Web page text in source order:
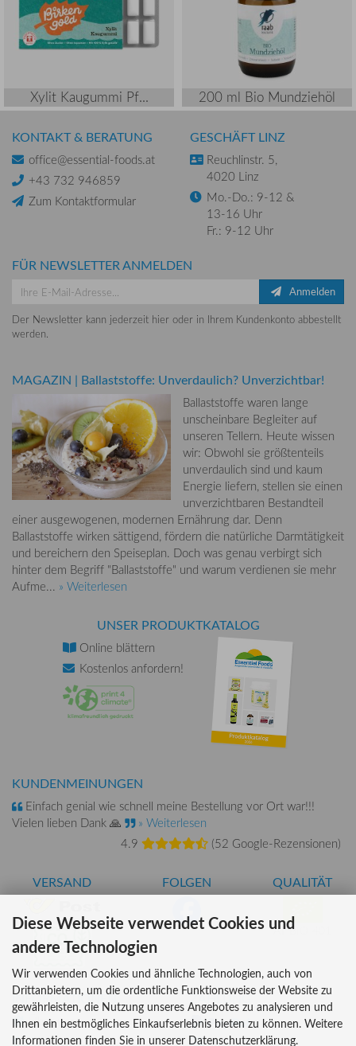
Xylit Kaugummi Pf... 200 ml Bio Mundziehöl
KONTAKT & BERATUNG
office@essential-foods.at
+43 732 946859
Zum Kontaktformular
GESCHÄFT LINZ
Reuchlinstr. 5,
4020 Linz
Mo.-Do.: 9-12 &
13-16 Uhr
Fr.: 9-12 Uhr
FÜR NEWSLETTER ANMELDEN
Anmelden
Der Newsletter kann jederzeit hier oder in Ihrem Kundenkonto abbestellt
werden.
MAGAZIN | Ballaststoffe: Unverdaulich? Unverzichtbar!
Ballaststoffe waren lange
unscheinbare Begleiter auf
unseren Tellern. Heute wissen
wir: Obwohl sie größtenteils
unverdaulich sind und kaum
Energie liefern, stellen sie einen
unverzichtbaren Bestandteil
einer ausgewogenen, modernen Ernährung dar. Denn
Ballaststoffe wirken sättigend, fördern die natürliche Darmtätigkeit
und bereichern den Speiseplan. Doch was genau verbirgt sich
hinter dem Begriff "Ballaststoffe" und warum verdienen sie mehr
Aufme... » Weiterlesen
UNSER PRODUKTKATALOG
Online blättern
Kostenlos anfordern!
KUNDENMEINUNGEN
Einfach genial wie schnell meine Bestellung vor Ort war!!!
Vielen lieben Dank 🙏
» Weiterlesen
4.9
(52 Google-Rezensionen)
VERSAND FOLGEN QUALITÄT
AT-BIO-401
INFORMATIONEN
Über uns
Versandkosten
ZAHLUNG
Kreditkarte
Diese Webseite verwendet Cookies und
andere Technologien
Wir verwenden Cookies und ähnliche Technologien, auch von
Drittanbietern, um die ordentliche Funktionsweise der Website zu
gewährleisten, die Nutzung unseres Angebotes zu analysieren und
Ihnen ein bestmögliches Einkaufserlebnis bieten zu können. Weitere
Informationen finden Sie in unserer Datenschutzerklärung.